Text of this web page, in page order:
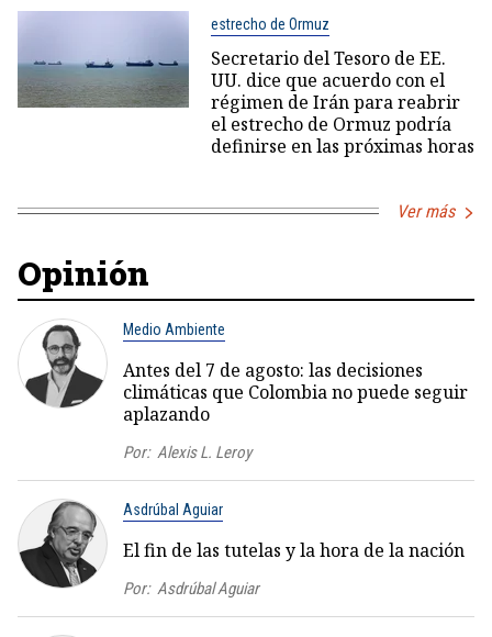
estrecho de Ormuz
Secretario del Tesoro de EE.
UU. dice que acuerdo con el
régimen de Irán para reabrir
el estrecho de Ormuz podría
definirse en las próximas horas
Ver más
Opinión
Medio Ambiente
Antes del 7 de agosto: las decisiones
climáticas que Colombia no puede seguir
aplazando
Por: Alexis L. Leroy
Asdrúbal Aguiar
El fin de las tutelas y la hora de la nación
Por: Asdrúbal Aguiar